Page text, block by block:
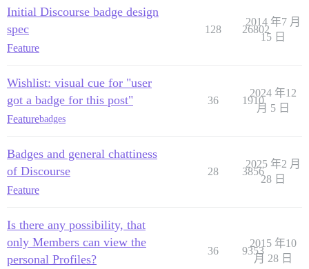
Initial Discourse badge design
spec
Feature
128 26802
2014 年7 月
15 日
Wishlist: visual cue for "user
got a badge for this post"
Featurebadges
36 1910
2024 年12
月 5 日
Badges and general chattiness
of Discourse
Feature
28 3856
2025 年2 月
28 日
Is there any possibility, that
only Members can view the
personal Profiles?
36 9353
2015 年10
月 28 日